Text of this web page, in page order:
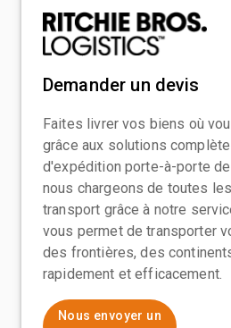
Demander un devis
Faites livrer vos biens où
grâce aux solutions
d'expédition porte-à-porte
nous chargeons de toutes
transport grâce à notre
vous permet de transporter
des frontières, des
rapidement et efficacement.
Nous envoyer un